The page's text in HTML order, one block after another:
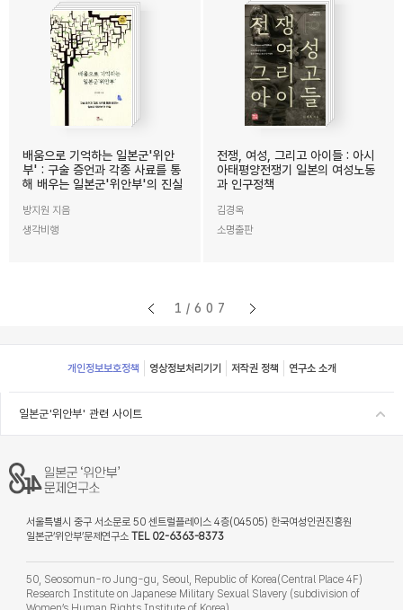
배움으로 기억하는 일본군'위안
부' : 구술 증언과 각종 사료를 통
해 배우는 일본군'위안부'의 진실
방지원 지음
생각비행
전쟁, 여성, 그리고 아이들 : 아시
아태평양전쟁기 일본의 여성노동
과 인구정책
김경옥
소명출판
1/607
Footer
개인정보보호정책 영상정보처리기기 저작권 정책 연구소 소개
일본군'위안부' 관련 사이트
서울특별시 중구 서소문로 50 센트럴플레이스 4층(04505) 한국여성인권진흥원
일본군‘위안부’문제연구소 TEL 02-6363-8373
50, Seosomun-ro Jung-gu, Seoul, Republic of Korea(Central Place 4F)
Research Institute on Japanese Military Sexual Slavery (subdivision of